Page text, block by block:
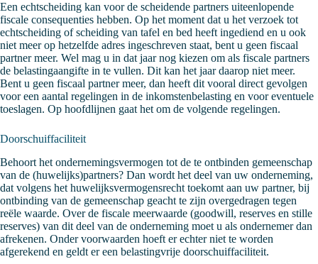
Een echtscheiding kan voor de scheidende partners uiteenlopende
fiscale consequenties hebben. Op het moment dat u het verzoek tot
echtscheiding of scheiding van tafel en bed heeft ingediend en u ook
niet meer op hetzelfde adres ingeschreven staat, bent u geen fiscaal
partner meer. Wel mag u in dat jaar nog kiezen om als fiscale partners
de belastingaangifte in te vullen. Dit kan het jaar daarop niet meer.
Bent u geen fiscaal partner meer, dan heeft dit vooral direct gevolgen
voor een aantal regelingen in de inkomstenbelasting en voor eventuele
toeslagen. Op hoofdlijnen gaat het om de volgende regelingen.
Doorschuiffaciliteit
Behoort het ondernemingsvermogen tot de te ontbinden gemeenschap
van de (huwelijks)partners? Dan wordt het deel van uw onderneming,
dat volgens het huwelijksvermogensrecht toekomt aan uw partner, bij
ontbinding van de gemeenschap geacht te zijn overgedragen tegen
reële waarde. Over de fiscale meerwaarde (goodwill, reserves en stille
reserves) van dit deel van de onderneming moet u als ondernemer dan
afrekenen. Onder voorwaarden hoeft er echter niet te worden
afgerekend en geldt er een belastingvrije doorschuiffaciliteit.